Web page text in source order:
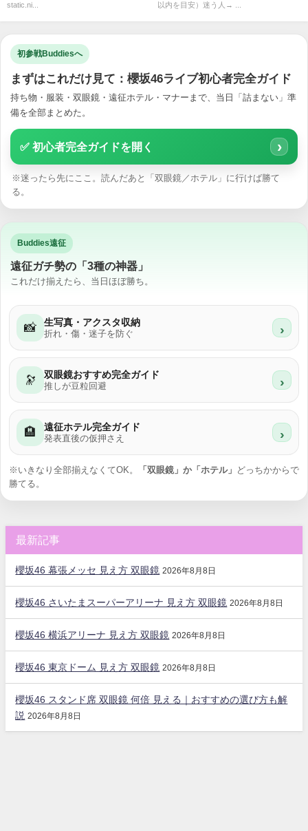
static.ni...
以内を目安）迷う人→ ...
初参戦Buddiesへ
まずはこれだけ見て：櫻坂46ライブ初心者完全ガイド
持ち物・服装・双眼鏡・遠征ホテル・マナーまで、当日「詰まない」準
備を全部まとめた。
✅ 初心者完全ガイドを開く ›
※迷ったら先にここ。読んだあと「双眼鏡／ホテル」に行けば勝て
る。
Buddies遠征
遠征ガチ勢の「3種の神器」
これだけ揃えたら、当日ほぼ勝ち。
📸 生写真・アクスタ収納
折れ・傷・迷子を防ぐ ›
🔭 双眼鏡おすすめ完全ガイド
推しが豆粒回避 ›
🏨 遠征ホテル完全ガイド
発表直後の仮押さえ ›
※いきなり全部揃えなくてOK。 「双眼鏡」か「ホテル」
どっちかからで
勝てる。
最新記事
櫻坂46 幕張メッセ 見え方 双眼鏡 2026年8月8日
櫻坂46 さいたまスーパーアリーナ 見え方 双眼鏡 2026年8月8日
櫻坂46 横浜アリーナ 見え方 双眼鏡 2026年8月8日
櫻坂46 東京ドーム 見え方 双眼鏡 2026年8月8日
櫻坂46 スタンド席 双眼鏡 何倍 見える｜おすすめの選び方も解
説 2026年8月8日